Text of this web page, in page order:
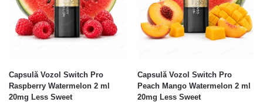
Capsulă Vozol Switch Pro
Raspberry Watermelon 2 ml
20mg Less Sweet
Capsulă Vozol Switch Pro
Peach Mango Watermelon 2 ml
20mg Less Sweet